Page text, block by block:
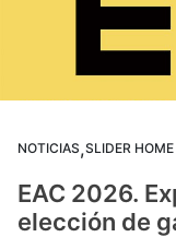
NOTICIAS,SLIDER HOME
EAC 2026.
elección de